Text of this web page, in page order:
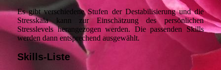
Es gibt verschiedene Stufen der Destabilisierung und die
Stresskala kann zur Einschätzung des persönlichen
Stresslevels herangezogen werden. Die passenden Skills
werden dann entsprechend ausgewählt.
Skills-Liste